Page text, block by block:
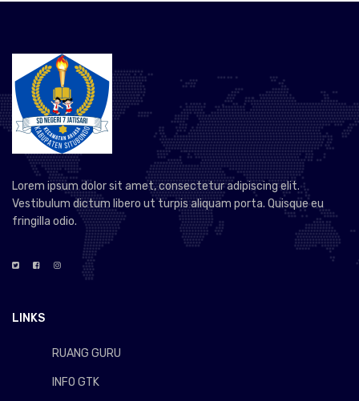
Lorem ipsum dolor sit amet, consectetur adipiscing elit.
Vestibulum dictum libero ut turpis aliquam porta. Quisque eu
fringilla odio.
LINKS
RUANG GURU
INFO GTK